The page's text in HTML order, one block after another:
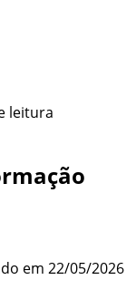
leitura
em 22/05/2026